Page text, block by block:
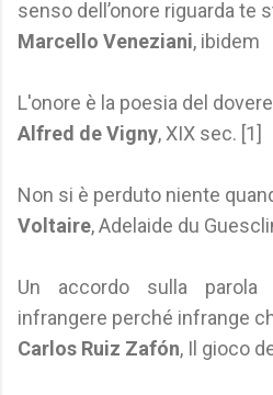
senso dell’onore riguarda te
Marcello Veneziani, ibidem
L'onore è la poesia del
Alfred de Vigny, XIX sec. [1]
Non si è perduto niente
Voltaire, Adelaide du
Un accordo sulla
infrangere perché infrange
Carlos Ruiz Zafón, Il gioco